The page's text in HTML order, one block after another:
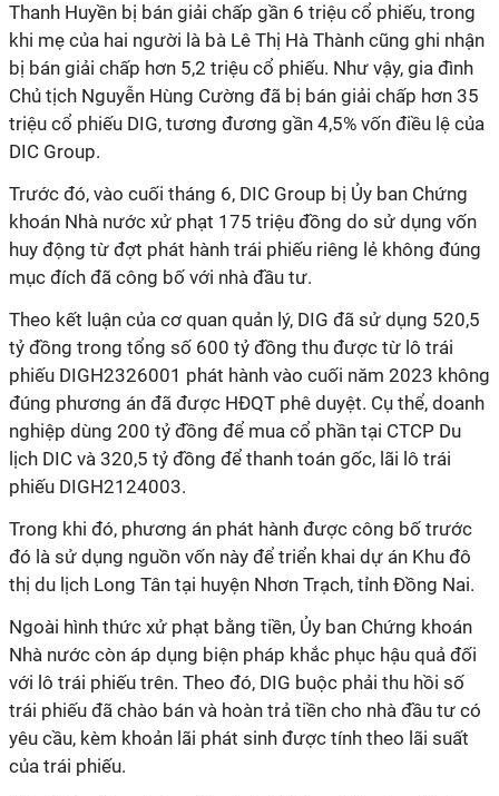
Thanh Huyền bị bán giải chấp gần 6 triệu cổ phiếu, trong
khi mẹ của hai người là bà Lê Thị Hà Thành cũng ghi nhận
bị bán giải chấp hơn 5,2 triệu cổ phiếu. Như vậy, gia đình
Chủ tịch Nguyễn Hùng Cường đã bị bán giải chấp hơn 35
triệu cổ phiếu DIG, tương đương gần 4,5% vốn điều lệ của
DIC Group.
Trước đó, vào cuối tháng 6, DIC Group bị Ủy ban Chứng
khoán Nhà nước xử phạt 175 triệu đồng do sử dụng vốn
huy động từ đợt phát hành trái phiếu riêng lẻ không đúng
mục đích đã công bố với nhà đầu tư.
Theo kết luận của cơ quan quản lý, DIG đã sử dụng 520,5
tỷ đồng trong tổng số 600 tỷ đồng thu được từ lô trái
phiếu DIGH2326001 phát hành vào cuối năm 2023 không
đúng phương án đã được HĐQT phê duyệt. Cụ thể, doanh
nghiệp dùng 200 tỷ đồng để mua cổ phần tại CTCP Du
lịch DIC và 320,5 tỷ đồng để thanh toán gốc, lãi lô trái
phiếu DIGH2124003.
Trong khi đó, phương án phát hành được công bố trước
đó là sử dụng nguồn vốn này để triển khai dự án Khu đô
thị du lịch Long Tân tại huyện Nhơn Trạch, tỉnh Đồng Nai.
Ngoài hình thức xử phạt bằng tiền, Ủy ban Chứng khoán
Nhà nước còn áp dụng biện pháp khắc phục hậu quả đối
với lô trái phiếu trên. Theo đó, DIG buộc phải thu hồi số
trái phiếu đã chào bán và hoàn trả tiền cho nhà đầu tư có
yêu cầu, kèm khoản lãi phát sinh được tính theo lãi suất
của trái phiếu.